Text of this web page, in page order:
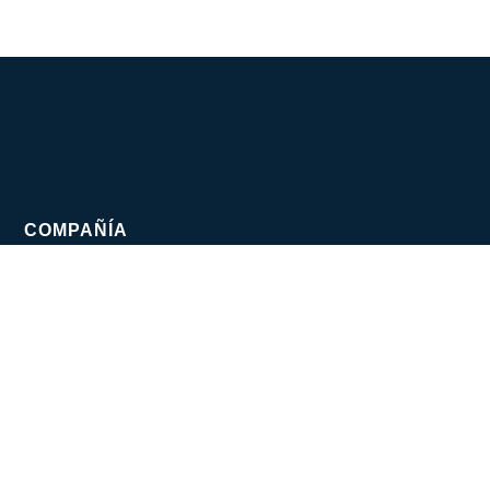
COMPAÑÍA